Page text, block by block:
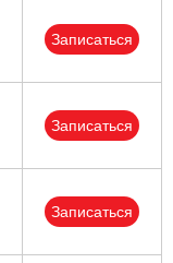
Записаться
Записаться
Записаться